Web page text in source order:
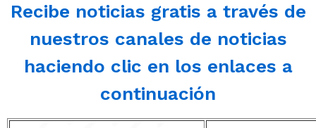
Recibe noticias gratis a través de
nuestros canales de noticias
haciendo clic en los enlaces a
continuación